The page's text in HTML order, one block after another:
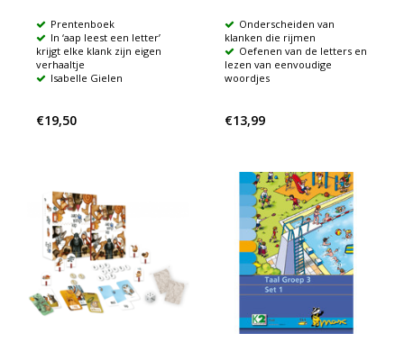
Prentenboek
In ‘aap leest een letter’
krijgt elke klank zijn eigen
verhaaltje
Isabelle Gielen
€19,50
Onderscheiden van
klanken die rijmen
Oefenen van de letters en
lezen van eenvoudige
woordjes
€13,99